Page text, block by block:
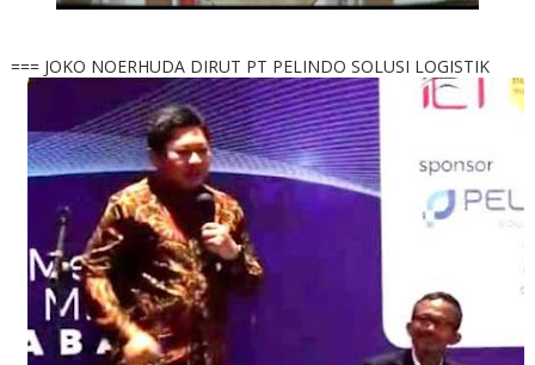
=== JOKO NOERHUDA DIRUT PT PELINDO SOLUSI LOGISTIK